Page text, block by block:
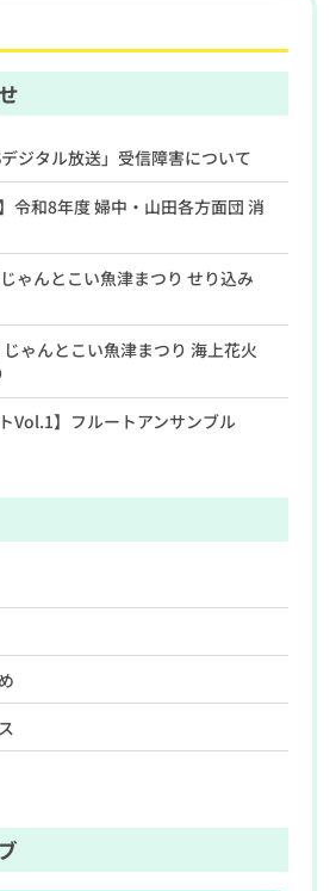
ジタル放送」受信障害について
令和8年度 婦中・山田各方面団 消
ゃんとこい魚津まつり せり込み
じゃんとこい魚津まつり 海上花火
Vol.1】フルートアンサンブル